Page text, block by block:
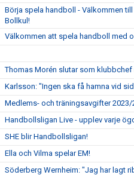
Börja spela handboll - Välkommen till
Bollkul!
Välkommen att spela handboll med
Thomas Morén slutar som klubbchef
Karlsson: "Ingen ska få hamna vid
Medlems- och träningsavgifter 2023/
Handbollsligan Live - upplev varje
SHE blir Handbollsligan!
Ella och Vilma spelar EM!
Söderberg Wernheim: "Jag har lagt